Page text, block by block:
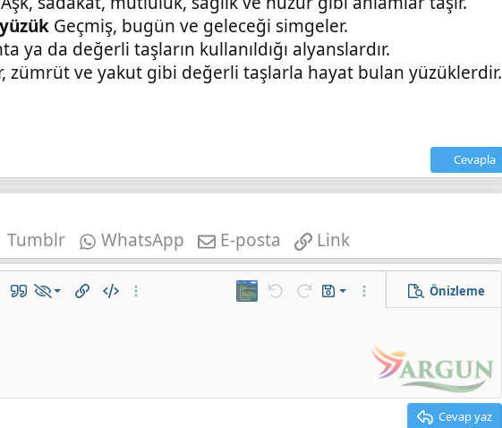
Geçmiş, bugün ve geleceği simgeler.
ya da değerli taşların kullanıldığı alyanslardır.
zümrüt ve yakut gibi değerli taşlarla hayat bulan yüzüklerdir.
Cevapla
Tumblr WhatsApp E-posta Link
ekle
AlıntıHide x Bağlantı ekle
Kod Daha fazla seçenek…iframeGeri alileri alTaslaklar
Taslağı kaydet
Daha fazla seçenek…
Önizleme
Cevap yaz